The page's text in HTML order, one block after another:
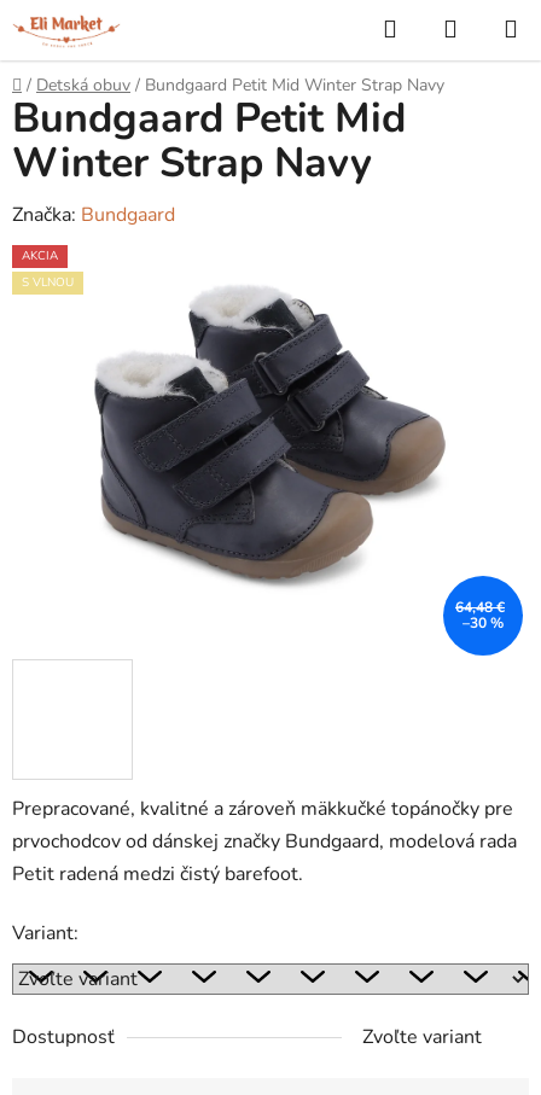
Prejsť
na
obsah
Hľadať
KOŠÍK
Domov
/ Detská obuv / Bundgaard Petit Mid Winter Strap Navy
Prepracované, kvalitné a zároveň mäkkučké topánočky pre
prvochodcov od dánskej značky Bundgaard, modelová rada
Petit radená medzi čistý barefoot.
Variant:
Dostupnosť Zvoľte variant
Bundgaard Petit Mid
Winter Strap Navy
Značka: Bundgaard
AKCIA
S VLNOU
64,48 €
–30 %